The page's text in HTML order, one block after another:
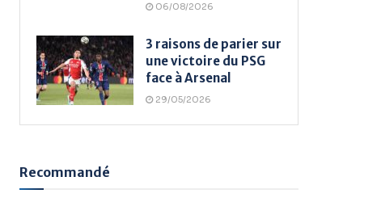
06/08/2026
3 raisons de parier sur
une victoire du PSG
face à Arsenal
29/05/2026
Recommandé